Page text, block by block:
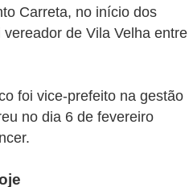
Carreta, no início dos
de Vila Velha entre
foi vice-prefeito na gestão
no dia 6 de fevereiro